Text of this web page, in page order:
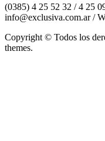
(0385) 4 25 52 32 / 4 25
info@exclusiva.com.ar /
Copyright © Todos los
themes.